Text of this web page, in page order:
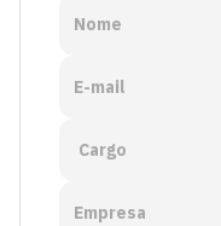
Nome
E-mail
Empresa